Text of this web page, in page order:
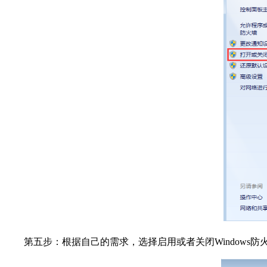
第五步：根据自己的需求，选择启用或者关闭Windows防